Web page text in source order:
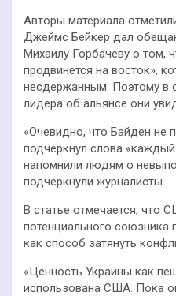
Авторы материала
Джеймс Бейкер дал
Михаилу Горбачеву о том,
продвинется на восток»,
несдержанным. Поэтому в
лидера об альянсе они
«Очевидно, что Байден не
подчеркнул слова
напомнили людям о
подчеркнули журналисты.
В статье отмечается, что
потенциального
как способ затянуть
«Ценность Украины как
использована США. Пока